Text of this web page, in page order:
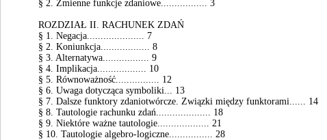
§ 2. Zmienne funkcje zdaniowe................. 3
ROZDZIAŁ II. RACHUNEK ZDAŃ
§ 1. Negacja..................... 7
§ 2. Koniunkcja.................. 8
§ 3. Alternatywa................. 9
§ 4. Implikacja.................. 10
§ 5. Równoważność................ 12
§ 6. Uwaga dotycząca symboliki... 13
§ 7. Dalsze funktory zdaniotwórcze. Związki między funktorami...... 14
§ 8. Tautologie rachunku zdań.................... 18
§ 9. Niektóre ważne tautologie................... 21
§ 10. Tautologie algebro-logiczne................ 28